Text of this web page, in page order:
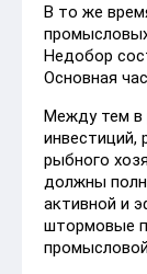
В то же
Недобор
Основная
Между тем в
инвестиций,
рыбного
должны
активной и
штормовые